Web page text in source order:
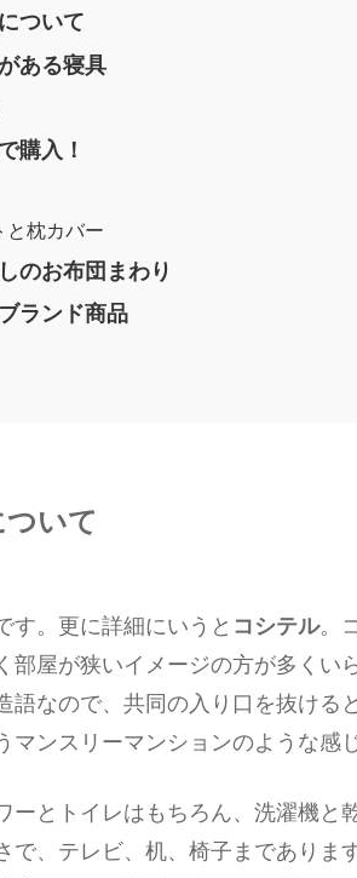
ついて
ある寝具
購入！
と枕カバー
のお布団まわり
ランド商品
いて
す。更に詳細にいうと コシテル。
部屋が狭いイメージの方が多くい
語なので、共同の入り口を抜ける
マンスリーマンションのような感
ーとトイレはもちろん、洗濯機と
で、テレビ、机、椅子までありま